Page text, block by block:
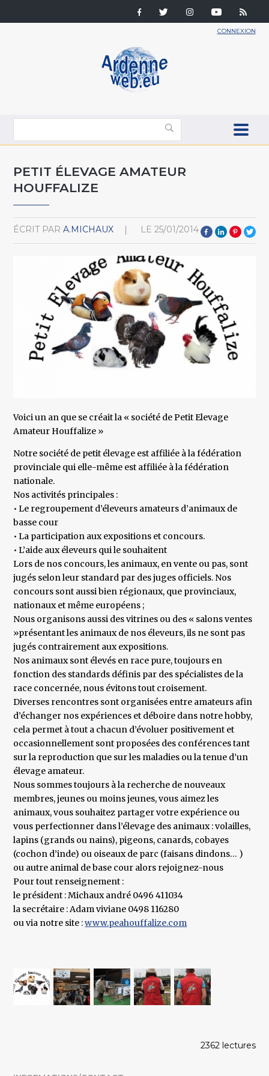
CONNEXION
PETIT ÉLEVAGE AMATEUR
HOUFFALIZE
ÉCRIT PAR A.MICHAUX LE 25/01/2014
Voici un an que se créait la « société de Petit Elevage
Amateur Houffalize »
Notre société de petit élevage est affiliée à la fédération
provinciale qui elle-même est affiliée à la fédération
nationale.
Nos activités principales :
• Le regroupement d’éleveurs amateurs d’animaux de
basse cour
• La participation aux expositions et concours.
• L’aide aux éleveurs qui le souhaitent
Lors de nos concours, les animaux, en vente ou pas, sont
jugés selon leur standard par des juges officiels. Nos
concours sont aussi bien régionaux, que provinciaux,
nationaux et même européens ;
Nous organisons aussi des vitrines ou des « salons ventes
»présentant les animaux de nos éleveurs, ils ne sont pas
jugés contrairement aux expositions.
Nos animaux sont élevés en race pure, toujours en
fonction des standards définis par des spécialistes de la
race concernée, nous évitons tout croisement.
Diverses rencontres sont organisées entre amateurs afin
d’échanger nos expériences et déboire dans notre hobby,
cela permet à tout a chacun d’évoluer positivement et
occasionnellement sont proposées des conférences tant
sur la reproduction que sur les maladies ou la tenue d’un
élevage amateur.
Nous sommes toujours à la recherche de nouveaux
membres, jeunes ou moins jeunes, vous aimez les
animaux, vous souhaitez partager votre expérience ou
vous perfectionner dans l’élevage des animaux : volailles,
lapins (grands ou nains), pigeons, canards, cobayes
(cochon d’inde) ou oiseaux de parc (faisans dindons… )
ou autre animal de base cour alors rejoignez-nous
Pour tout renseignement :
le président : Michaux andré 0496 411034
la secrétaire : Adam viviane 0498 116280
ou via notre site :www.peahouffalize.com
2362 lectures